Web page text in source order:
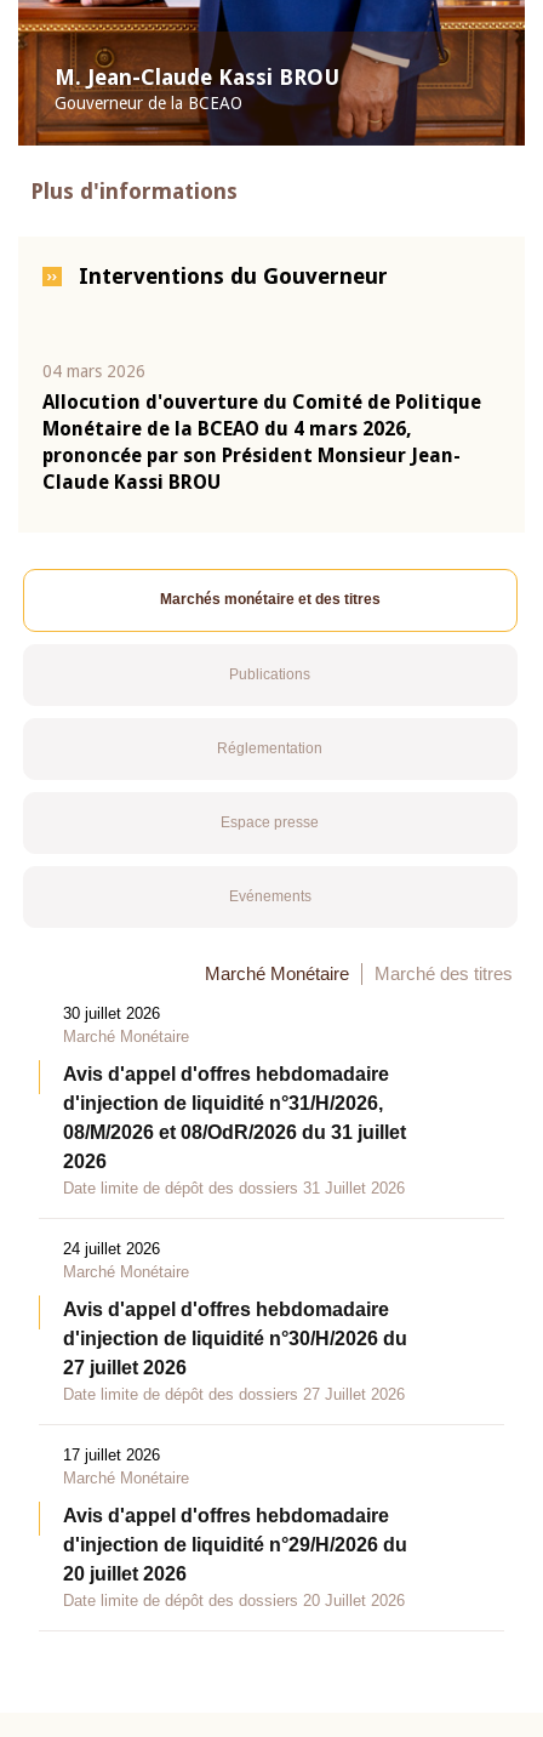
M. Jean-Claude Kassi BROU
Gouverneur de la BCEAO
Plus d'informations
Interventions du Gouverneur
04 mars 2026
Allocution d'ouverture du Comité de Politique
Monétaire de la BCEAO du 4 mars 2026,
prononcée par son Président Monsieur Jean-
Claude Kassi BROU
Marchés monétaire et des titres
Publications
Réglementation
Espace presse
Evénements
Marché Monétaire Marché des titres
30 juillet 2026
Marché Monétaire
Avis d'appel d'offres hebdomadaire
d'injection de liquidité n°31/H/2026,
08/M/2026 et 08/OdR/2026 du 31 juillet
2026
Date limite de dépôt des dossiers 31 Juillet 2026
24 juillet 2026
Marché Monétaire
Avis d'appel d'offres hebdomadaire
d'injection de liquidité n°30/H/2026 du
27 juillet 2026
Date limite de dépôt des dossiers 27 Juillet 2026
17 juillet 2026
Marché Monétaire
Avis d'appel d'offres hebdomadaire
d'injection de liquidité n°29/H/2026 du
20 juillet 2026
Date limite de dépôt des dossiers 20 Juillet 2026